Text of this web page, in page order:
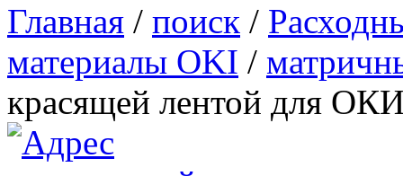
Главная / поиск /
материалы OKI /
красящей лентой для